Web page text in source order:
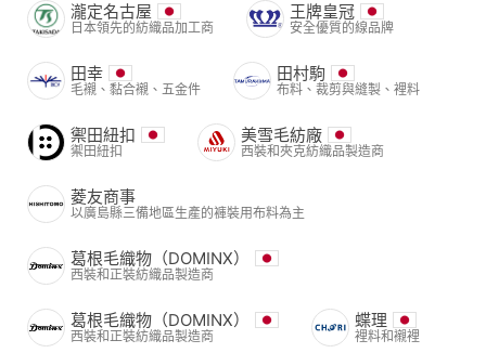
瀧定名古屋
日本領先的紡織品加工商
王牌皇冠
安全優質的線品牌
田幸
毛襯、黏合襯、五金件
田村駒
布料、裁剪與縫製、裡料
禦田紐扣
禦田紐扣
美雪毛紡廠
西裝和夾克紡織品製造商
菱友商事
以廣島縣三備地區生產的褲裝用布料為主
葛根毛織物（DOMINX）
西裝和正裝紡織品製造商
葛根毛織物（DOMINX）
西裝和正裝紡織品製造商
蝶理
裡料和襯裡